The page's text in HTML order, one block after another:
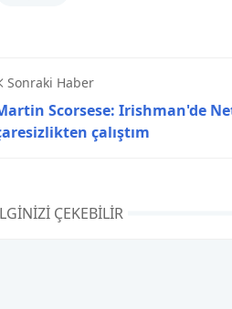
Sonraki Haber
Scorsese: Irishman'de
çalıştım
ÇEKEBILIR